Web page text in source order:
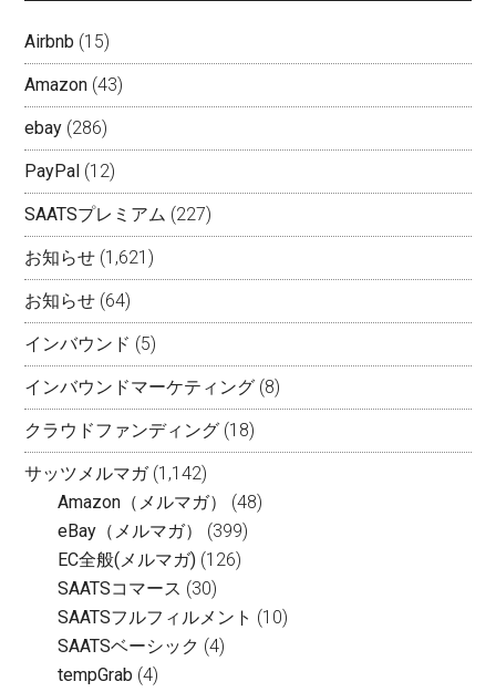
Airbnb (15)
Amazon (43)
ebay (286)
PayPal (12)
SAATSプレミアム (227)
お知らせ (1,621)
お知らせ (64)
インバウンド (5)
インバウンドマーケティング (8)
クラウドファンディング (18)
サッツメルマガ(1,142)
Amazon（メルマガ）
(48)
eBay（メルマガ）
(399)
EC全般(メルマガ) (126)
SAATSコマース (30)
SAATSフルフィルメント (10)
SAATSベーシック (4)
tempGrab (4)